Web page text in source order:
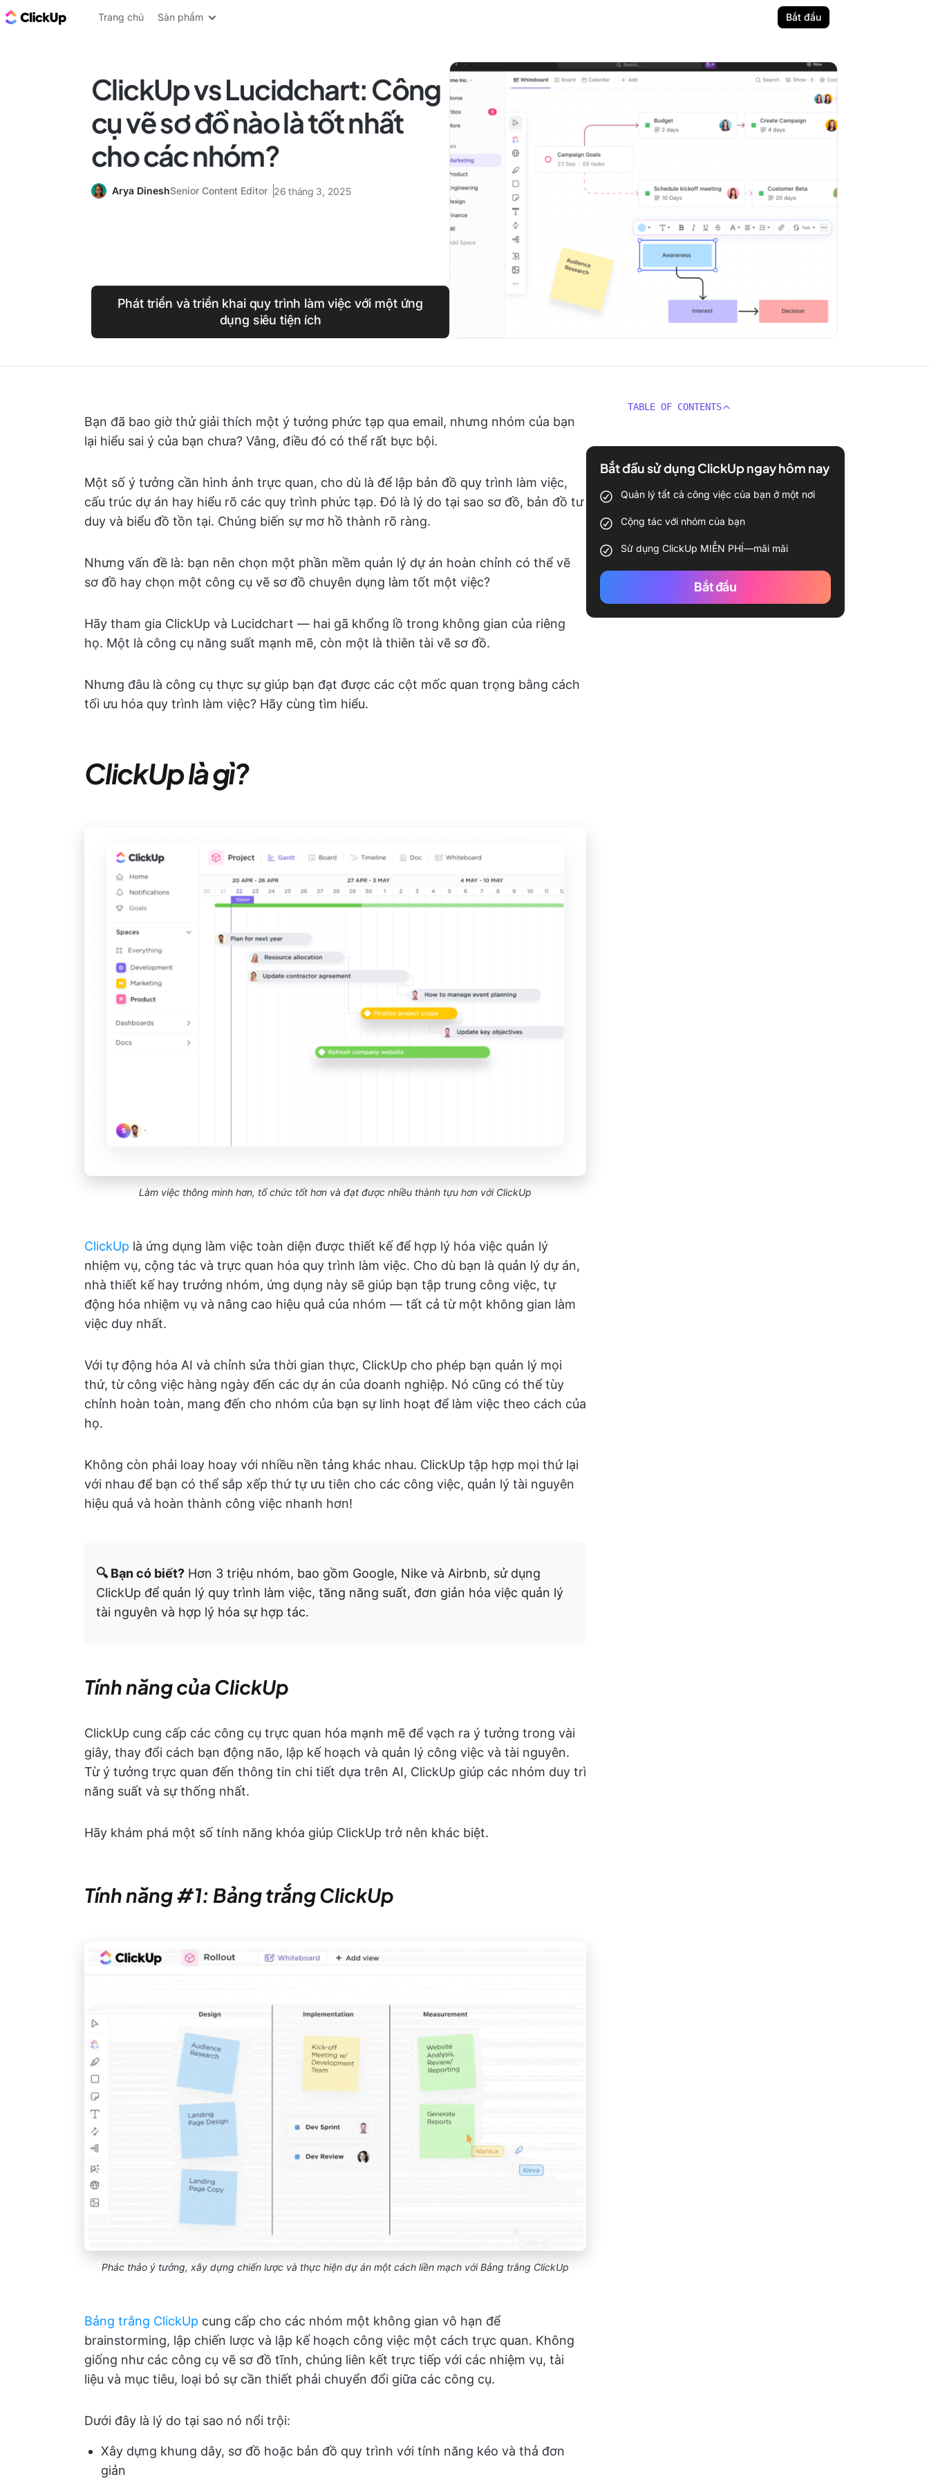
ClickUp Blog
Trang chủ Sản phẩm Bắt đầu
ClickUp vs Lucidchart: Công
cụ vẽ sơ đồ nào là tốt nhất
cho các nhóm?
Arya DineshSenior Content Editor 26 tháng 3, 2025
Phát triển và triển khai quy trình làm việc với một ứng
dụng siêu tiện ích
Bạn đã bao giờ thử giải thích một ý tưởng phức tạp qua email, nhưng nhóm của bạn
lại hiểu sai ý của bạn chưa? Vâng, điều đó có thể rất bực bội.
Một số ý tưởng cần hình ảnh trực quan, cho dù là để lập bản đồ quy trình làm việc,
cấu trúc dự án hay hiểu rõ các quy trình phức tạp. Đó là lý do tại sao sơ đồ, bản đồ tư
duy và biểu đồ tồn tại. Chúng biến sự mơ hồ thành rõ ràng.
Nhưng vấn đề là: bạn nên chọn một phần mềm quản lý dự án hoàn chỉnh có thể vẽ
sơ đồ hay chọn một công cụ vẽ sơ đồ chuyên dụng làm tốt một việc?
Hãy tham gia ClickUp và Lucidchart — hai gã khổng lồ trong không gian của riêng
họ. Một là công cụ năng suất mạnh mẽ, còn một là thiên tài vẽ sơ đồ.
Nhưng đâu là công cụ thực sự giúp bạn đạt được các cột mốc quan trọng bằng cách
tối ưu hóa quy trình làm việc? Hãy cùng tìm hiểu.
ClickUp là gì?
Làm việc thông minh hơn, tổ chức tốt hơn và đạt được nhiều thành tựu hơn với ClickUp
ClickUp là ứng dụng làm việc toàn diện được thiết kế để hợp lý hóa việc quản lý
nhiệm vụ, cộng tác và trực quan hóa quy trình làm việc. Cho dù bạn là quản lý dự án,
nhà thiết kế hay trưởng nhóm, ứng dụng này sẽ giúp bạn tập trung công việc, tự
động hóa nhiệm vụ và nâng cao hiệu quả của nhóm — tất cả từ một không gian làm
việc duy nhất.
Với tự động hóa AI và chỉnh sửa thời gian thực, ClickUp cho phép bạn quản lý mọi
thứ, từ công việc hàng ngày đến các dự án của doanh nghiệp. Nó cũng có thể tùy
chỉnh hoàn toàn, mang đến cho nhóm của bạn sự linh hoạt để làm việc theo cách của
họ.
Không còn phải loay hoay với nhiều nền tảng khác nhau. ClickUp tập hợp mọi thứ lại
với nhau để bạn có thể sắp xếp thứ tự ưu tiên cho các công việc, quản lý tài nguyên
hiệu quả và hoàn thành công việc nhanh hơn!
🔍 Bạn có biết? Hơn 3 triệu nhóm, bao gồm Google, Nike và Airbnb, sử dụng
ClickUp để quản lý quy trình làm việc, tăng năng suất, đơn giản hóa việc quản lý
tài nguyên và hợp lý hóa sự hợp tác.
Tính năng của ClickUp
ClickUp cung cấp các công cụ trực quan hóa mạnh mẽ để vạch ra ý tưởng trong vài
giây, thay đổi cách bạn động não, lập kế hoạch và quản lý công việc và tài nguyên.
Từ ý tưởng trực quan đến thông tin chi tiết dựa trên AI, ClickUp giúp các nhóm duy trì
năng suất và sự thống nhất.
Hãy khám phá một số tính năng khóa giúp ClickUp trở nên khác biệt.
Tính năng #1: Bảng trắng ClickUp
Phác thảo ý tưởng, xây dựng chiến lược và thực hiện dự án một cách liền mạch với Bảng trắng ClickUp
Bảng trắng ClickUp cung cấp cho các nhóm một không gian vô hạn để
brainstorming, lập chiến lược và lập kế hoạch công việc một cách trực quan. Không
giống như các công cụ vẽ sơ đồ tĩnh, chúng liên kết trực tiếp với các nhiệm vụ, tài
liệu và mục tiêu, loại bỏ sự cần thiết phải chuyển đổi giữa các công cụ.
Dưới đây là lý do tại sao nó nổi trội:
Xây dựng khung dây, sơ đồ hoặc bản đồ quy trình với tính năng kéo và thả đơn
giản
TABLE OF CONTENTS
Bắt đầu sử dụng ClickUp ngay hôm nay
Quản lý tất cả công việc của bạn ở một nơi
Cộng tác với nhóm của bạn
Sử dụng ClickUp MIỄN PHÍ—mãi mãi
Bắt đầu